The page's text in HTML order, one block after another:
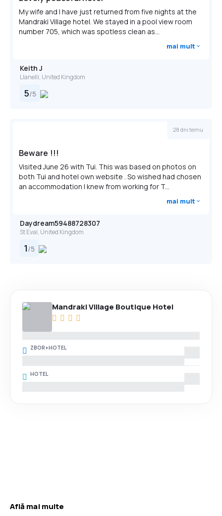
Reservations are required for massage services.
Reservations can be made by contacting the hotel prior
to arrival, using the contact information on the booking
this property.
transactions.
Keith J
Llanelli, United Kingdom
5/5
My wife and I have just returned from five nights at the
Mandraki Village hotel. We stayed in a pool view room
number 705, which was spotless clean as...
mai mult
Daydream59488728307
St Eval, United Kingdom
1/5
28 dni temu
Beware !!!
Visited June 26 with Tui. This was based on photos on
both Tui and hotel own website . So wished had chosen
an accommodation I knew from working for T...
mai mult
Mandraki Village Boutique Hotel
ZBOR+HOTEL
HOTEL
Află mai multe